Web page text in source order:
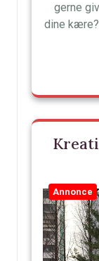
gerne
dine
Annonce